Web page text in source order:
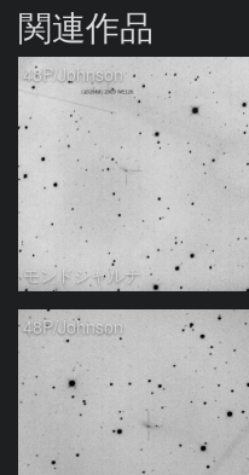
関連作品
48P/Johnson
モンドシャルナ
48P/Johnson